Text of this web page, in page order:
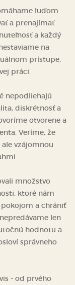
ľuďom
a prenajímať
a každý
na
prístupe,
práci.
nepodliehajú
diskrétnosť a
otvorene a
Veríme, že
vzájomnou
množstvo
ktoré nám
a chrániť
len
hodnotu a
správneho
- od prvého